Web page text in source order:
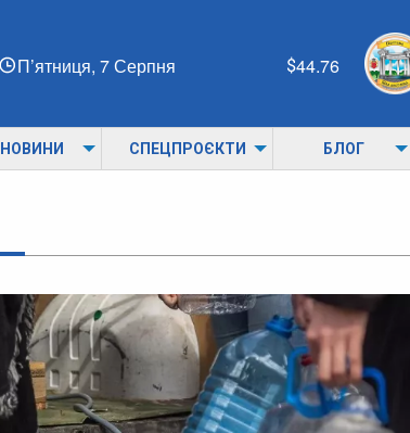
П’ятниця, 7 Серпня 44.76
НОВИНИ СПЕЦПРОЄКТИ БЛОГ